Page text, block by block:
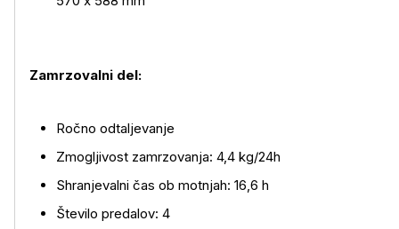
Zamrzovalni del:
Ročno odtaljevanje
Zmogljivost zamrzovanja: 4,4 kg/24h
Shranjevalni čas ob motnjah: 16,6 h
Število predalov: 4